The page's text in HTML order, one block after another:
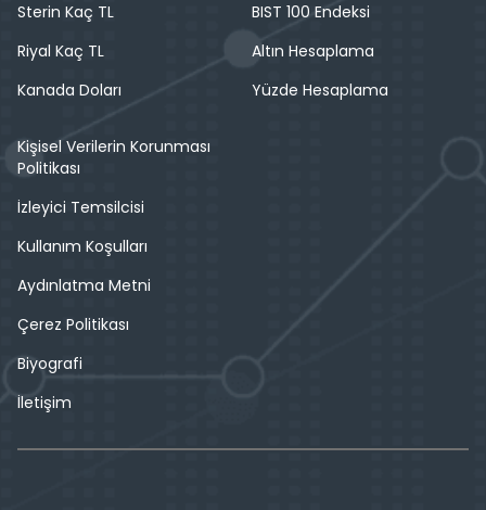
Sterin Kaç TL
Riyal Kaç TL
Kanada Doları
BIST 100 Endeksi
Altın Hesaplama
Yüzde Hesaplama
Kişisel Verilerin Korunması
Politikası
İzleyici Temsilcisi
Kullanım Koşulları
Aydınlatma Metni
Çerez Politikası
Biyografi
İletişim